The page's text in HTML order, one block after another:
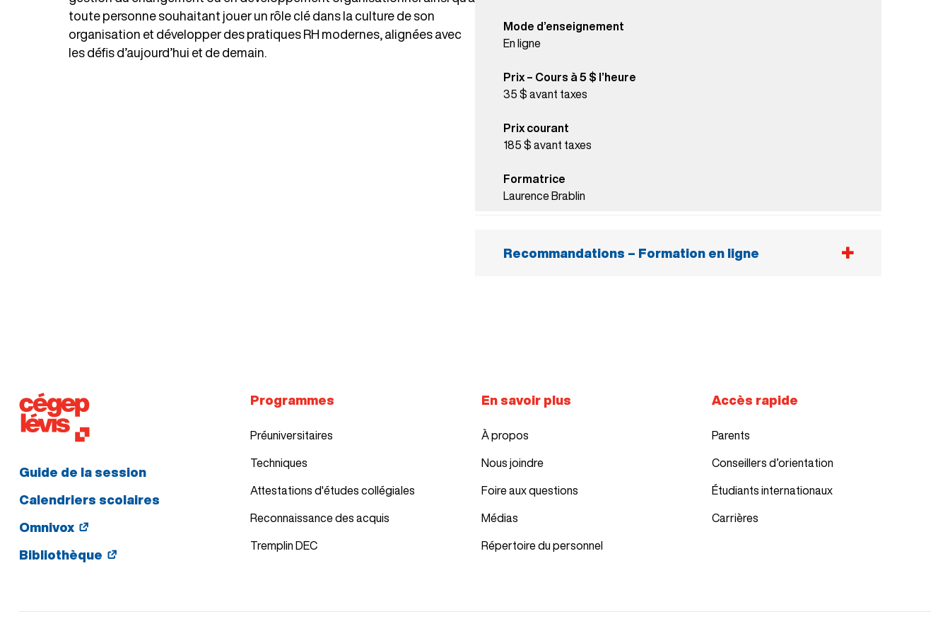
Revoir ses pratiques RH
Soutenir les équipes et les gestionnaires de manière plus
toute personne souhaitant jouer un rôle clé dans la culture de son
organisation et développer des pratiques RH modernes, alignées avec
les défis d’aujourd’hui et de demain.
Mode d’enseignement
En ligne
Prix – Cours à 5 $ l’heure
35 $ avant taxes
Prix courant
185 $ avant taxes
Formatrice
Laurence Brablin
Recommandations – Formation en ligne
Guide de la session
Calendriers scolaires
Omnivox
Bibliothèque
Programmes
Préuniversitaires
Techniques
Attestations d'études collégiales
Reconnaissance des acquis
Tremplin DEC
En savoir plus
À propos
Nous joindre
Foire aux questions
Médias
Répertoire du personnel
Accès rapide
Parents
Conseillers d’orientation
Étudiants internationaux
Carrières